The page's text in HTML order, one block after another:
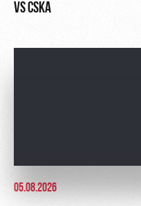
VS CSKA
05.08.2026